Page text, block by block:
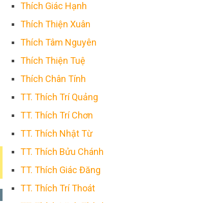
Thích Giác Hạnh
Thích Thiện Xuân
Thích Tâm Nguyên
Thích Thiện Tuệ
Thích Chân Tính
TT. Thích Trí Quảng
TT. Thích Trí Chơn
TT. Thích Nhật Từ
TT. Thích Bửu Chánh
TT. Thích Giác Đăng
TT. Thích Trí Thoát